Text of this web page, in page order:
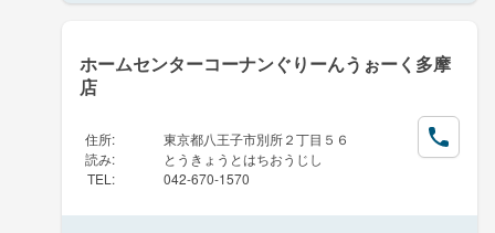
ホームセンターコーナンぐりーんうぉーく多摩
店
住所:
東京都八王子市別所２丁目５６
読み:
とうきょうとはちおうじし
TEL : 042-670-1570